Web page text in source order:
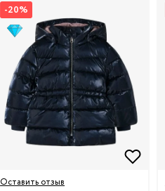
-20%
Оставить отзыв